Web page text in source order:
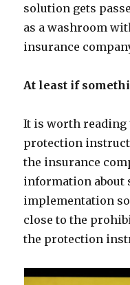
solution gets
as a washroom
insurance
At least if
It is worth reading
protection
the insurance
information about
implementation
close to the
the protection